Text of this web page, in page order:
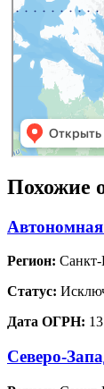
Похожие
Регион: Санкт-
Статус:
Дата ОГРН:
Северо-